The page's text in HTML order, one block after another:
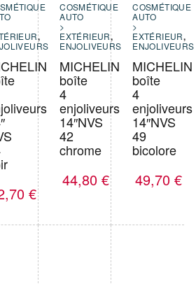
,
€
COSMÉTIQUE
AUTO
>
EXTÉRIEUR,
ENJOLIVEURS
MICHELIN
boîte
4
enjoliveurs
14″NVS
42
chrome
44,80€
COSMÉTIQUE
AUTO
>
EXTÉRIEUR,
ENJOLIVEURS
MICHELIN
boîte
4
enjoliveurs
14″NVS
49
bicolore
49,70€